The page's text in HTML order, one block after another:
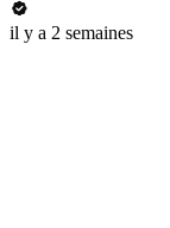
il y a 2 semaines